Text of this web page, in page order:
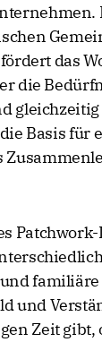
das
die
Basis für
und
Zeit